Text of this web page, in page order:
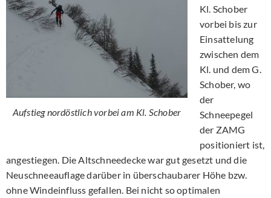
Aufstieg nordöstlich vorbei am Kl. Schober
Kl. Schober
vorbei bis zur
Einsattelung
zwischen dem
Kl. und dem G.
Schober, wo
der
Schneepegel
der ZAMG
positioniert ist,
angestiegen. Die Altschneedecke war gut gesetzt und die
Neuschneeauflage darüber in überschaubarer Höhe bzw.
ohne Windeinfluss gefallen. Bei nicht so optimalen